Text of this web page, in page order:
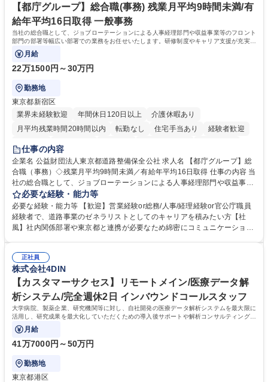
ール管理が出来る方。※将来的に他部署（営業部門、コーポレート部門）
へのジョブローテーションの可能性があります。 学歴・資格 学歴：大学
院 大学 語学力： 資格：宅地建物取引士
【都庁グループ】総合職(事務) 残業月平均9時間未満/有
給年平均16日取得 一般事務
当社の総合職として、ジョブローテーションによる人事経理部門や収益事業等のフロント
部門の部署等幅広い部署での業務をお任せいたします。研修制度やキャリア支援が充実し
ております！ ※下記業務詳細
月給
22万1500円～30万円
勤務地
東京都新宿区
業界未経験歓迎
年間休日120日以上
介護休暇あり
月平均残業時間20時間以内
転勤なし 住宅手当あり
経験者歓迎
研修あり
退職金あり
駅近5分以内
資格取得手当あり 食事補助あり
仕事の内容
企業名 公益財団法人東京都道路整備保全公社 求人名 【都庁グループ】総
合職（事務）◇残業月平均9時間未満／有給年平均16日取得 仕事の内容 当
社の総合職として、ジョブローテーションによる人事経理部門や収益事業
等のフロント部門の部署等幅広い部署での業務をお任せいたします。研修
制度やキャリア支援が充実しております！ ※下記業務詳細 【業務詳細】■
管理部門：広報、人事、経理など当公社の運営に係る管理業務 ■収益部
門：駐車場の新規開拓、管理運営、新宿駅西口広場の「イベントコーナ
道路施設や道路工事現場の見学ツアー事業 ※入社後は上記いずれかの部門
へ配属。※業務内容変更の範囲：会社の定める業務 募集職種 【都庁グル
ープ】総合職（事務）◇残業月平均9時間未満／有給年平均16日取得
必要な経験・能力等
必要な経験・能力等 【歓迎】営業経験or総務/人事/経理経験or官公庁職員
経験者で、道路事業のゼネラリストとしてのキャリアを積みたい方【社
風】社内関係部署や東京都と連携が必要なため綿密にコミュニケーション
部門など多岐に渡る業務を経験できます。 ■様々なプロジェクト：駐車場
事業の他、新宿駅西口広場内に設置された照明を兼ねた広告「ブライトサ
イン」の管理運営を行うなど、事業収益を生み出す活動を積極的に行って
います。 学歴・資格 学歴：大学院 大学 高専 短大 専修学校 高校 語学力：
資格：
正社員
株式会社4DIN
【カスタマーサクセス】リモートメイン/医療データ解
析システム/完全週休2日 インバウンドコールスタッフ
大学病院、製薬企業、研究機関等に対し、自社開発の医療データ解析システムを最大限に
活用し、研究成果を最大化していただくための導入後サポートや解析コンサルティング、
活用アドバイス業務等をお任せします。
月給
41万7000円～50万円
勤務地
東京都港区